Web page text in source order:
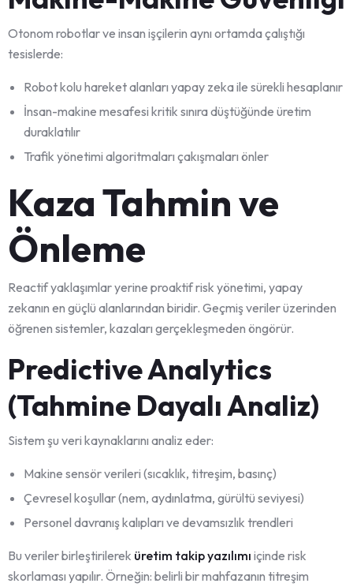
Otonom robotlar ve insan işçilerin aynı ortamda çalıştığı
tesislerde:
Robot kolu hareket alanları yapay zeka ile sürekli hesaplanır
İnsan-makine mesafesi kritik sınıra düştüğünde üretim
duraklatılır
Trafik yönetimi algoritmaları çakışmaları önler
Kaza Tahmin ve
Önleme
Reactif yaklaşımlar yerine proaktif risk yönetimi, yapay
zekanın en güçlü alanlarından biridir. Geçmiş veriler üzerinden
öğrenen sistemler, kazaları gerçekleşmeden öngörür.
Predictive Analytics
(Tahmine Dayalı Analiz)
Sistem şu veri kaynaklarını analiz eder:
Makine sensör verileri (sıcaklık, titreşim, basınç)
Çevresel koşullar (nem, aydınlatma, gürültü seviyesi)
Personel davranış kalıpları ve devamsızlık trendleri
Bu veriler birleştirilerek üretim takip yazılımı içinde risk
skorlaması yapılır. Örneğin: belirli bir mahfazanın titreşim